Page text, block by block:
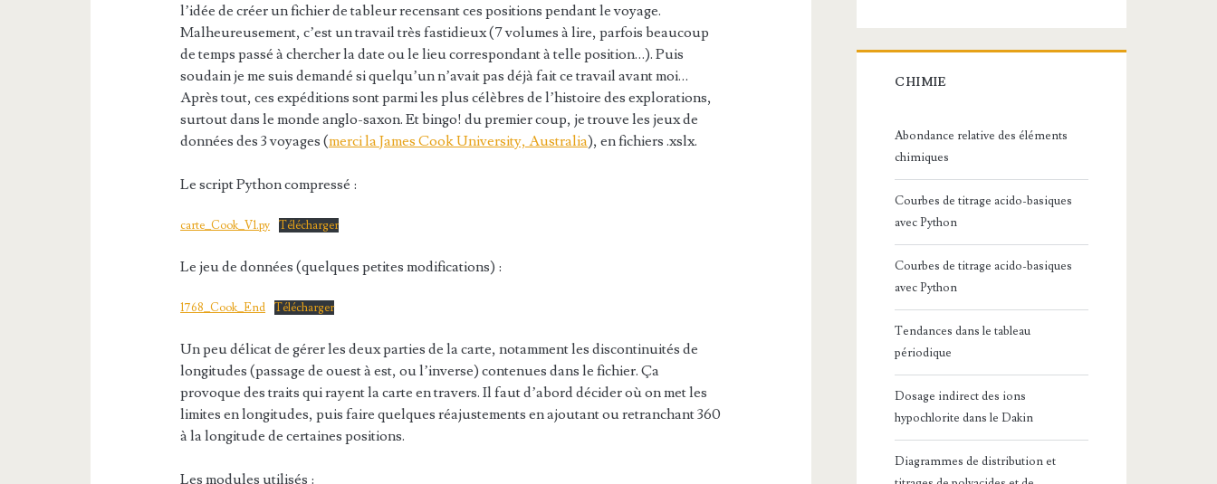
l’idée de créer un fichier de tableur recensant ces positions pendant le voyage.
Malheureusement, c’est un travail très fastidieux (7 volumes à lire, parfois beaucoup
de temps passé à chercher la date ou le lieu correspondant à telle position…). Puis
soudain je me suis demandé si quelqu’un n’avait pas déjà fait ce travail avant moi…
Après tout, ces expéditions sont parmi les plus célèbres de l’histoire des explorations,
surtout dans le monde anglo-saxon. Et bingo! du premier coup, je trouve les jeux de
données des 3 voyages (merci la James Cook University, Australia), en fichiers .xslx.
Le script Python compressé :
carte_Cook_V1.py Télécharger
Le jeu de données (quelques petites modifications) :
1768_Cook_End Télécharger
Un peu délicat de gérer les deux parties de la carte, notamment les discontinuités de
longitudes (passage de ouest à est, ou l’inverse) contenues dans le fichier. Ça
provoque des traits qui rayent la carte en travers. Il faut d’abord décider où on met les
limites en longitudes, puis faire quelques réajustements en ajoutant ou retranchant 360
à la longitude de certaines positions.
Les modules utilisés :
CHIMIE
Abondance relative des éléments
chimiques
Courbes de titrage acido-basiques
avec Python
Courbes de titrage acido-basiques
avec Python
Tendances dans le tableau
périodique
Dosage indirect des ions
hypochlorite dans le Dakin
Diagrammes de distribution et